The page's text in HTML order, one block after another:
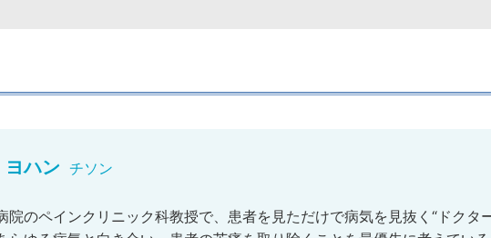
ヨハン チソン
院のペインクリニック科教授で、患者を見ただけで病気を見抜く“ドクタ